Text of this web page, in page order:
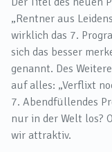
„Rentner aus
wirklich das 7.
sich das besser
genannt. Des
auf alles: „Verflixt
7. Abendfüllendes
nur in der Welt los?
wir attraktiv.